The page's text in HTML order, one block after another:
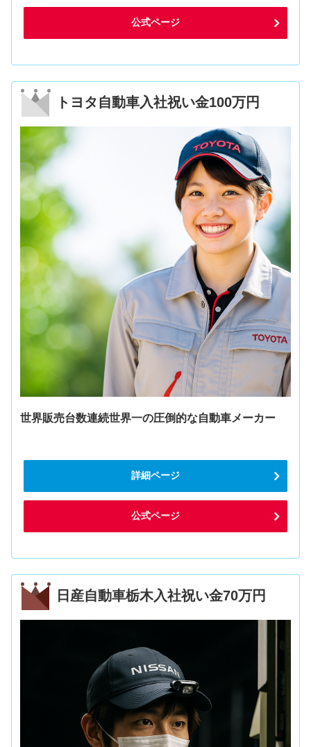
公式ページ
トヨタ自動車入社祝い金100万円
世界販売台数連続世界一の圧倒的な自動車メーカー
詳細ページ
公式ページ
日産自動車栃木入社祝い金70万円